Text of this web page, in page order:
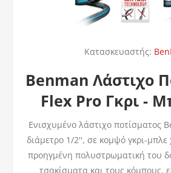
Κατασκευαστής:
Benman Λάστιχο
Flex Pro Γκρι -
Ενισχυμένο λάστιχο ποτίσματος
διάμετρο 1/2'', σε κομψό γκρι-
προηγμένη πολυστρωματική του
τσακίσματα και τους κόμπους,